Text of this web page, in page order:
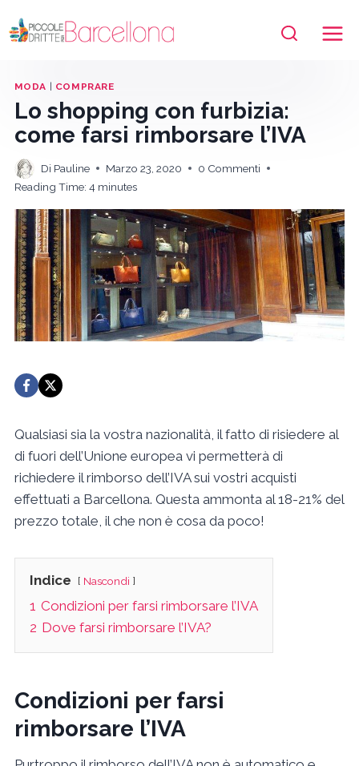
al
MODA COMPRARE
Lo shopping con furbizia:
come farsi rimborsare l’IVA
Di Pauline Marzo 23, 2020
0 Commenti
Reading Time: 4 minutes
Qualsiasi sia la vostra nazionalità, il fatto di risiedere al
di fuori dell’Unione europea vi permetterà di
richiedere il rimborso dell’IVA sui vostri acquisti
effettuati a Barcellona. Questa ammonta al 18-21% del
prezzo totale, il che non è cosa da poco!
Indice Nascondi
1 Condizioni per farsi rimborsare l’IVA
2 Dove farsi rimborsare l’IVA?
Condizioni per farsi
rimborsare l’IVA